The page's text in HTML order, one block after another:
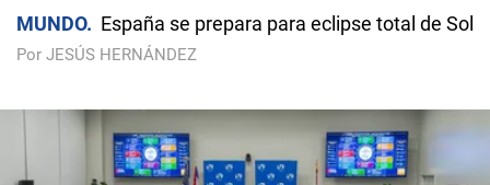
MUNDO España se prepara para eclipse total de Sol
Por JESÚS HERNÁNDEZ